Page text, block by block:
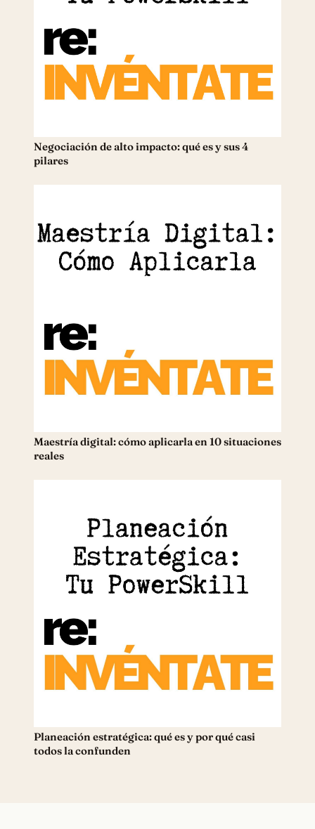
Negociación de alto impacto: qué es y sus 4
pilares
Maestría digital: cómo aplicarla en 10 situaciones
reales
Planeación estratégica: qué es y por qué casi
todos la confunden